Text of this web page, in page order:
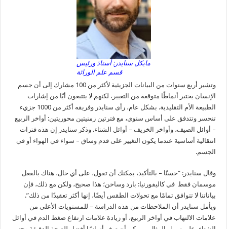
مايكل سنايدر: أستاذ ورئيس
قسم علم الوراثة
وتشير أربع سنوات من البيانات الجزيئية لأكثر من 100 مشارك إلى أن جسم
الإنسان يختبر أنماطًا متوقعة من التغيير، لكنهم لا يتتبعون أيًا من إشارات
الطبيعة الأم التقليدية. بشكل عام، رأى سنايدر وفريقه أكثر من 1000 جزيء
تنحسر وتتدفق على أساس سنوي، مع فترتين زمنيتين محوريتين: أواخر الربيع
– أوائل الصيف، وأواخر الخريف – أوائل الشتاء. وذكر سنايدر إن هذه فترات
انتقالية أساسية عندما يكون التغيير على قدم وساق – سواء في الهواء أو في
الجسم.
وقال سنايدر: “حسنًا – بالتأكيد، يمكنك أن تقول، على أي حال، هناك بالفعل
موسمان فقط في كاليفورنيا: بارد وساخن؛ هذا صحيح، ولكن مع ذلك، فإن
بياناتنا لا تتوافق تمامًا مع تحولات الطقس أيضًا، إنها أكثر تعقيدًا من ذلك”.
ويأمل سنايدر أن الملاحظات من هذه الدراسة – للمستويات الأعلى من
علامات الالتهاب في أواخر الربيع، أو زيادة علامات ارتفاع ضغط الدم في أوائل